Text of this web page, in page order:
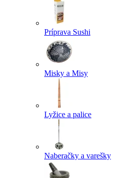
Príprava Sushi
Misky a Misy
Lyžice a palice
Naberačky a varešky